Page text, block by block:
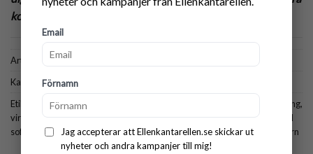
Email
Förnamn
Jag accepterar att Ellenkantarellen.se skickar ut
nyheter och andra kampanjer till mig!
kolumnen ”Nedladdning”)
Artikelnr: 1063
Kategorier:Alla mönster
Etiketter:
amigurumi virkad soffaförvaring,
virkad tvättbjörn,virkade djur,virkat till fåtölj,virkat till hemmet, virkat till
soffa
virkmönster djur,virkmönster soffaförvaring,virkmönster tvättbjörn